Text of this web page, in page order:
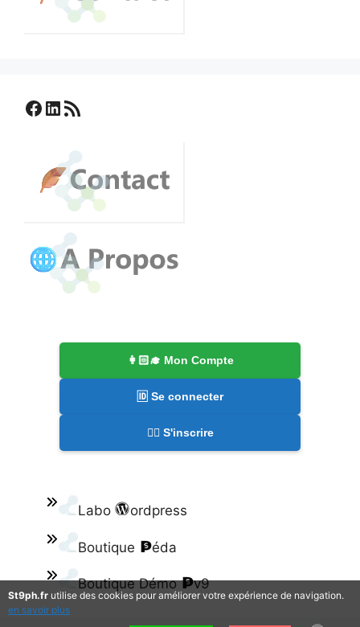
Facebook
LinkedIn
Flux RSS
👩🏻‍🎓 Mon Compte
🆔 Se connecter
✍🏻 S'inscrire
Labo ordpress
Boutique éda
Boutique Démo v9
St9ph.fr utilise des cookies pour améliorer votre expérience de navigation.
en savoir plus